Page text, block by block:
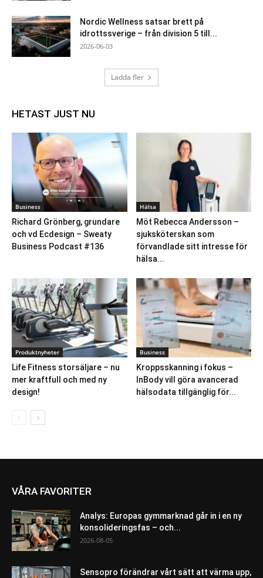
Nordic Wellness satsar brett på
idrottssverige – från division 5 till...
2026-06-03
Ladda fler
HETAST JUST NU
Business
Richard Grönberg, grundare
och vd Ecdesign – Sweaty
Business Podcast #136
Hälsa
Möt Rebecca Andersson –
sjuksköterskan som
förvandlade sitt intresse för
hälsa...
Produktnyheter
Life Fitness storsäljare – nu
mer kraftfull och med ny
design!
Business
Kroppsskanning i fokus –
InBody vill göra avancerad
hälsodata tillgänglig för...
VÅRA FAVORITER
Analys: Europas gymmarknad går in i en ny
konsolideringsfas – och...
2026-08-05
Sensopro förändrar vårt sätt att värma upp,